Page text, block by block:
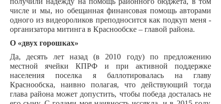
числе и мы, но обещанная финансовая помощь авторами
одного из видеороликов преподносится как подкуп меня -
организатора митинга в Краснообске – главой района.
О «двух горошках»
Да, десять лет назад (в 2010 году) по предложению
местной ячейки КПРФ и при активной поддержке
населения поселка я баллотировалась на главу
Краснообска, наивно полагая, что действующий тогда
глава района может допустить, чтобы победа досталась не